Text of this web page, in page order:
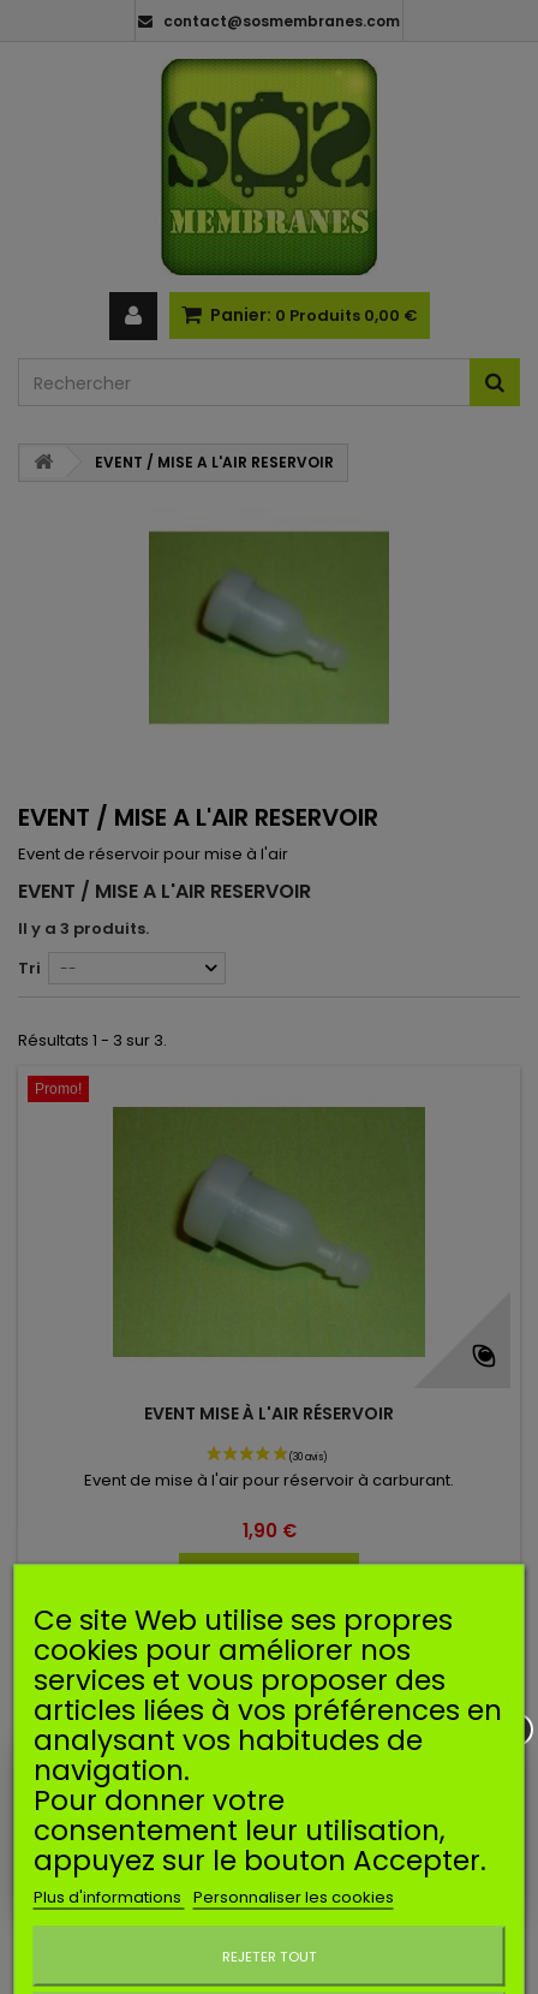
contact@sosmembranes.com
Panier: 0 Produits 0,00 €
EVENT / MISE A L'AIR RESERVOIR
EVENT / MISE A L'AIR RESERVOIR
Event de réservoir pour mise à l'air
EVENT / MISE A L'AIR RESERVOIR
Il y a 3 produits.
Tri
--
Résultats 1 - 3 sur 3.
Promo!
EVENT MISE À L'AIR RÉSERVOIR
Event de mise à l'air pour réservoir à carburant.
1,90 €
Ajouter au panier
EVENT MISE À L'AIR RÉSERVOIR POUR STIHL
Ce site Web utilise ses propres
cookies pour améliorer nos
services et vous proposer des
articles liées à vos préférences en
analysant vos habitudes de
navigation.
Pour donner votre
consentement leur utilisation,
appuyez sur le bouton Accepter.
Plus d'informations Personnaliser les cookies
REJETER TOUT